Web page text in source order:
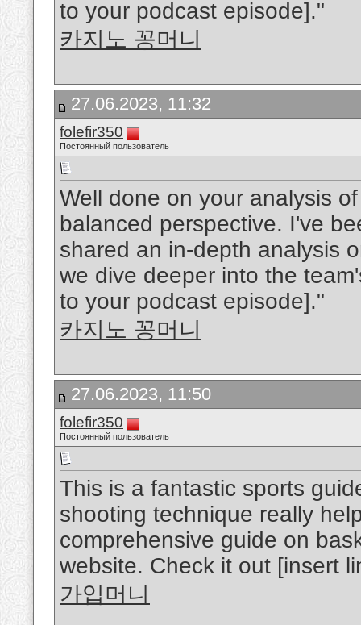
to your podcast episode]."
카지노 꽁머니
27.06.2023, 11:32
folefir350
Постоянный пользователь
Well done on your analysis
balanced perspective. I've
shared an in-depth analysis
we dive deeper into the
to your podcast episode]."
카지노 꽁머니
27.06.2023, 11:50
folefir350
Постоянный пользователь
This is a fantastic sports
shooting technique really
comprehensive guide on
website. Check it out [insert
가입머니